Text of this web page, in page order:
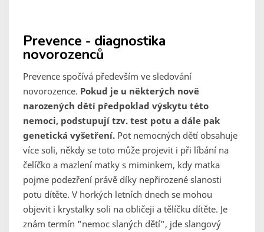
Prevence - diagnostika
novorozenců
Prevence spočívá především ve sledování
novorozence. Pokud je u některých nově
narozených dětí předpoklad výskytu této
nemoci, podstupují tzv. test potu a dále pak
genetická vyšetření. Pot nemocných dětí obsahuje
více soli, někdy se toto může projevit i při líbání na
čelíčko a mazlení matky s miminkem, kdy matka
pojme podezření právě díky nepřirozené slanosti
potu dítěte. V horkých letních dnech se mohou
objevit i krystalky soli na obličeji a tělíčku dítěte. Je
znám termín "nemoc slaných dětí", jde slangový